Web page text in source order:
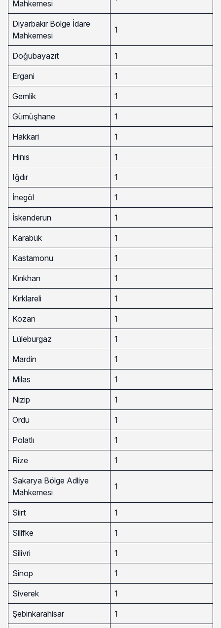
Mahkemesi
Diyarbakır Bölge İdare
Mahkemesi
1
Doğubayazıt 1
Ergani 1
Gemlik 1
Gümüşhane 1
Hakkari 1
Hınıs 1
Iğdır 1
İnegöl 1
İskenderun 1
Karabük 1
Kastamonu 1
Kırıkhan 1
Kırklareli 1
Kozan 1
Lüleburgaz 1
Mardin 1
Milas 1
Nizip 1
Ordu 1
Polatlı 1
Rize 1
Sakarya Bölge Adliye
Mahkemesi
1
Siirt 1
Silifke 1
Silivri 1
Sinop 1
Siverek 1
Şebinkarahisar 1